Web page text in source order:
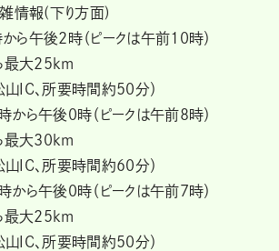
情報(下り方面)
ら午後2時（ピークは午前10時）
最大25km
山IC、所要時間約50分）
から午後0時（ピークは午前8時）
最大30km
山IC、所要時間約60分）
から午後0時（ピークは午前7時）
最大25km
山IC、所要時間約50分）